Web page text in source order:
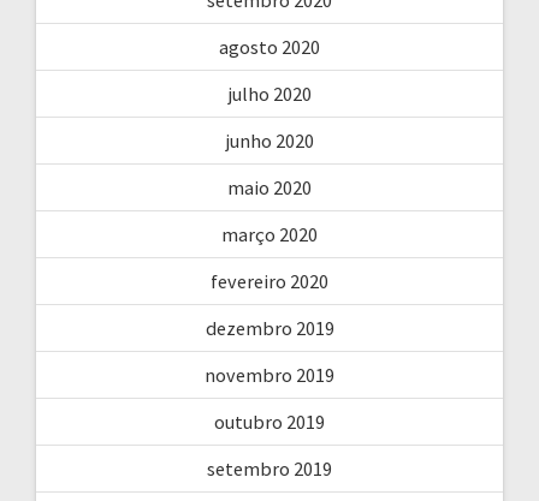
agosto 2020
julho 2020
junho 2020
maio 2020
março 2020
fevereiro 2020
dezembro 2019
novembro 2019
outubro 2019
setembro 2019